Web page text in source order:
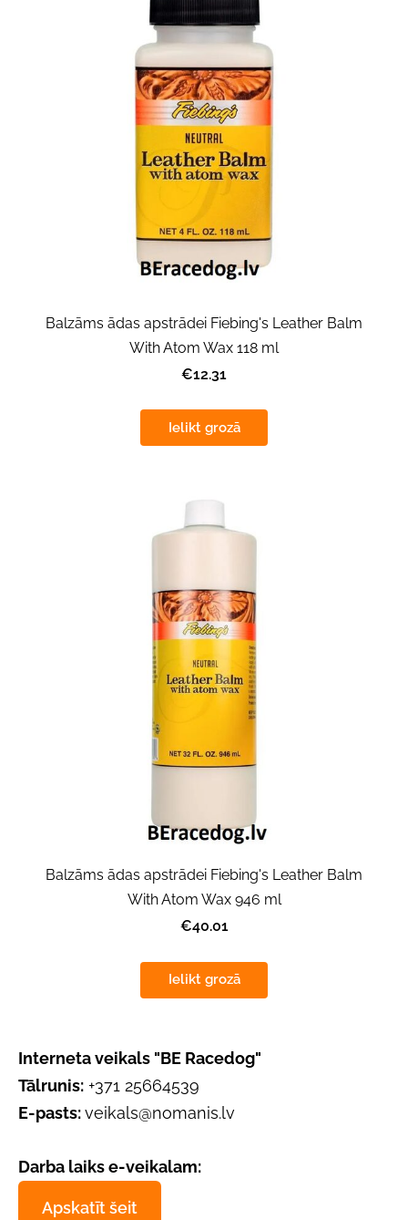
Interneta veikals "BE Racedog"
Tālrunis: +371 25664539
E-pasts:veikals@nomanis.lv
Darba laiks e-veikalam:
Apskatīt šeit
Balzāms ādas apstrādei Fiebing's Leather Balm
With Atom Wax 118 ml
€12.31
Ielikt grozā
Balzāms ādas apstrādei Fiebing's Leather Balm
With Atom Wax 946 ml
€40.01
Ielikt grozā